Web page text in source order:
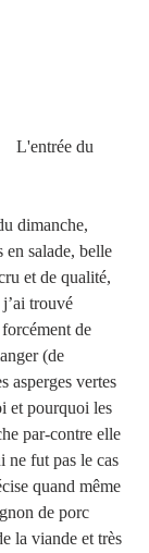
dimanche,
en salade, belle
et de qualité,
trouvé
de
(de
asperges vertes
et pourquoi les
par-contre elle
ne fut pas le cas
quand même
de porc
la viande et très